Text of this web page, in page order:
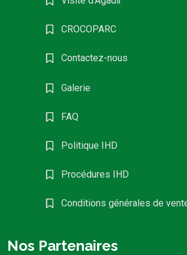
CROCOPARC
Contactez-nous
Galerie
FAQ
Politique IHD
Procédures IHD
Conditions générales de
Nos Partenaires